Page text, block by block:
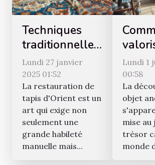
Techniques
traditionnelles
pour la
restauration
de tapis
d'Orient
Lundi 27 janvier
2025 01:52
La restauration de
tapis d'Orient est un
art qui exige non
seulement une
grande habileté
manuelle mais...
Lundi 1
00:58
La
objet
mise
trésor
monde